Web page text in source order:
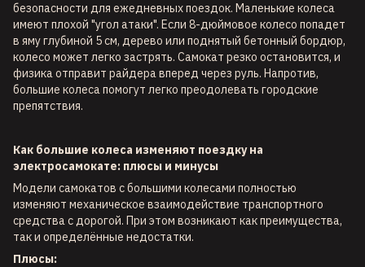
безопасности для ежедневных поездок. Маленькие колеса
имеют плохой "угол атаки". Если 8-дюймовое колесо попадет
в яму глубиной 5 см, дерево или поднятый бетонный бордюр,
колесо может легко застрять. Самокат резко остановится, и
физика отправит райдера вперед через руль. Напротив,
большие колеса помогут легко преодолевать городские
препятствия.
Как большие колеса изменяют поездку на
электросамокате: плюсы и минусы
Модели самокатов с большими колесами полностью
изменяют механическое взаимодействие транспортного
средства с дорогой. При этом возникают как преимущества,
так и определённые недостатки.
Плюсы: